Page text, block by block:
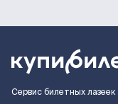
Сервис билетных лазеек